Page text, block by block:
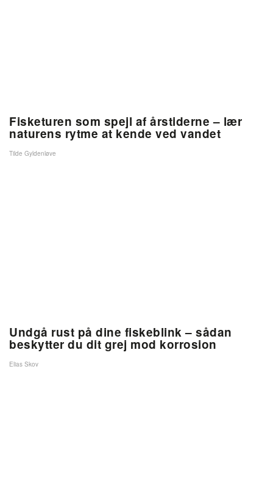
Fisketuren som spejl af årstiderne – lær
naturens rytme at kende ved vandet
Tilde Gyldenløve
Undgå rust på dine fiskeblink – sådan
beskytter du dit grej mod korrosion
Elias Skov